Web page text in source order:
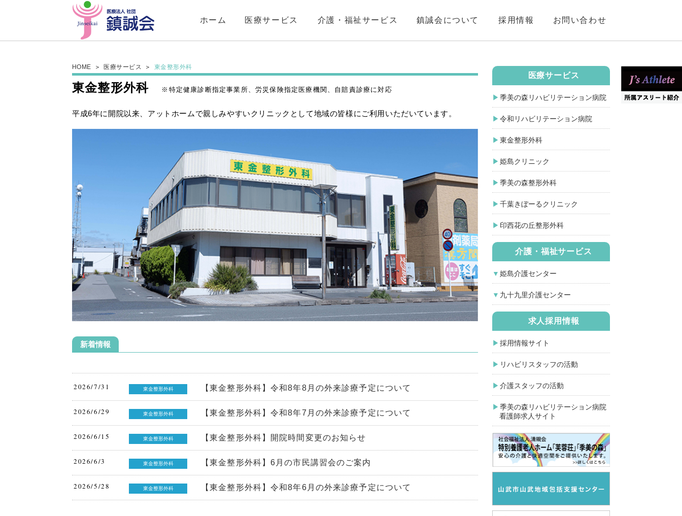
ホーム 医療サービス 介護・福祉サービス 鎮誠会について 採用情報 お問い合わせ
HOME 医療サービス 東金整形外科
東金整形外科 ※特定健康診断指定事業所、労災保険指定医療機関、自賠責診療に対応
平成6年に開院以来、アットホームで親しみやすいクリニックとして地域の皆様にご利用いただいています。
新着情報
2026/7/31 東金整形外科 【東金整形外科】令和8年8月の外来診療予定について
2026/6/29 東金整形外科 【東金整形外科】令和8年7月の外来診療予定について
2026/6/15 東金整形外科 【東金整形外科】開院時間変更のお知らせ
2026/6/3 東金整形外科 【東金整形外科】6月の市民講習会のご案内
2026/5/28 東金整形外科 【東金整形外科】令和8年6月の外来診療予定について
医療サービス
季美の森リハビリテーション病院
令和リハビリテーション病院
東金整形外科
姫島クリニック
季美の森整形外科
千葉きぼーるクリニック
印西花の丘整形外科
介護・福祉サービス
姫島介護センター
九十九里介護センター
求人採用情報
採用情報サイト
リハビリスタッフの活動
介護スタッフの活動
季美の森リハビリテーション病院
看護師求人サイト